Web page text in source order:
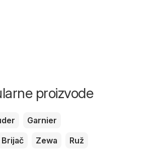
proizvode
Garnier
Brijač Zewa Ruž